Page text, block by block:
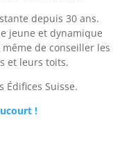
depuis 30 ans.
jeune et dynamique
de conseiller les
et leurs toits.
Édifices Suisse.
!